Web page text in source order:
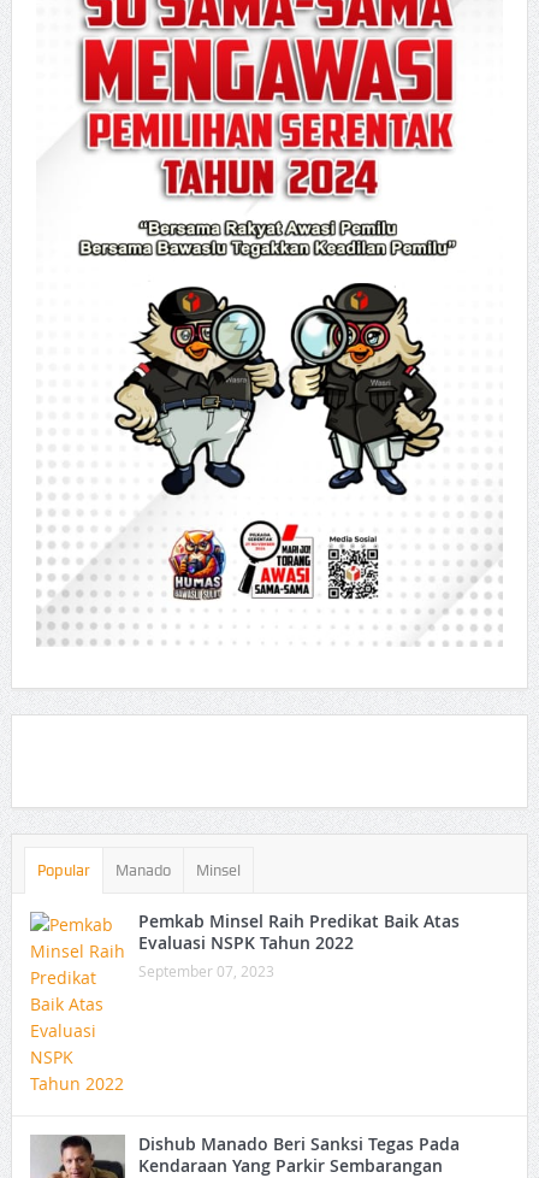
Popular Manado Minsel
Pemkab Minsel Raih Predikat Baik Atas
Evaluasi NSPK Tahun 2022
September 07, 2023
Dishub Manado Beri Sanksi Tegas Pada
Kendaraan Yang Parkir Sembarangan